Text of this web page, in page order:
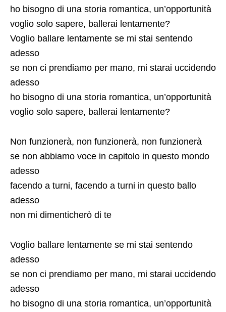
ho bisogno di una storia romantica, un’opportunità
voglio solo sapere, ballerai lentamente?
Voglio ballare lentamente se mi stai sentendo
adesso
se non ci prendiamo per mano, mi starai uccidendo
adesso
ho bisogno di una storia romantica, un’opportunità
voglio solo sapere, ballerai lentamente?
Non funzionerà, non funzionerà, non funzionerà
se non abbiamo voce in capitolo in questo mondo
adesso
facendo a turni, facendo a turni in questo ballo
adesso
non mi dimenticherò di te
Voglio ballare lentamente se mi stai sentendo
adesso
se non ci prendiamo per mano, mi starai uccidendo
adesso
ho bisogno di una storia romantica, un’opportunità